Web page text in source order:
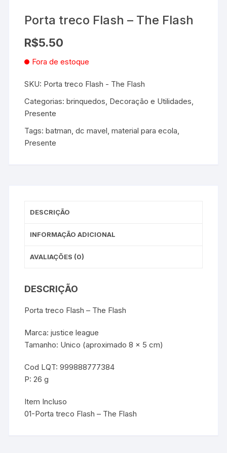
Porta treco Flash – The Flash
R$5.50
Fora de estoque
SKU: Porta treco Flash - The Flash
Categorias:brinquedos, Decoração e Utilidades,
Presente
Tags:batman,dc mavel,material para ecola,
Presente
DESCRIÇÃO
INFORMAÇÃO ADICIONAL
AVALIAÇÕES (0)
DESCRIÇÃO
Porta treco Flash – The Flash
Marca: justice league
Tamanho: Unico (aproximado 8 x 5 cm)
Cod LQT: 999888777384
P: 26 g
Item Incluso
01-Porta treco Flash – The Flash